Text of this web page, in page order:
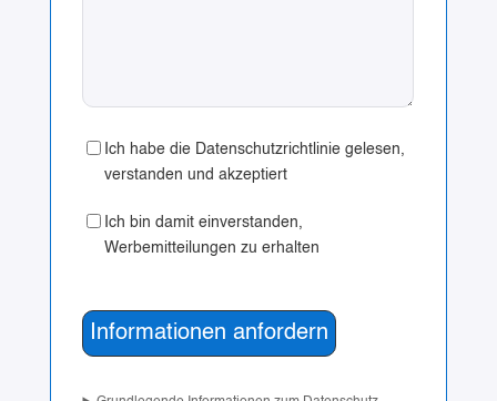
Ich habe die Datenschutzrichtlinie gelesen,
verstanden und akzeptiert
Ich bin damit einverstanden,
Werbemitteilungen zu erhalten